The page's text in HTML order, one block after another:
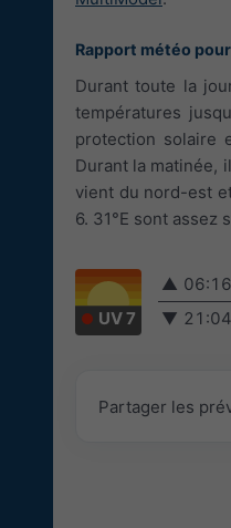
Rapport météo pour
Durant toute la
températures
protection solaire
Durant la matinée,
vient du nord-est
6. 31°E sont
UV 7
▲ 06:16
▼ 21:04
Partager les